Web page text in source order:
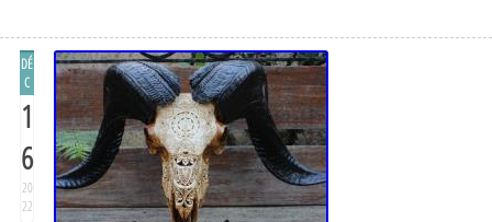
DÉ
C
1
6
20
22